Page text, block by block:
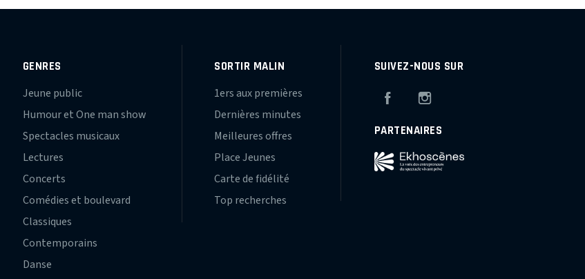
GENRES
Jeune public
Humour et One man show
Spectacles musicaux
Lectures
Concerts
Comédies et boulevard
Classiques
Contemporains
Danse
SORTIR MALIN
1ers aux premières
Dernières minutes
Meilleures offres
Place Jeunes
Carte de fidélité
Top recherches
SUIVEZ-NOUS SUR
Facebook
PARTENAIRES